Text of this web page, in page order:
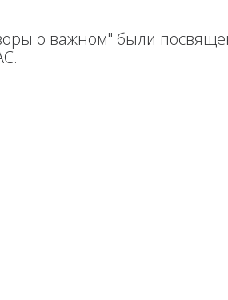
о важном" были